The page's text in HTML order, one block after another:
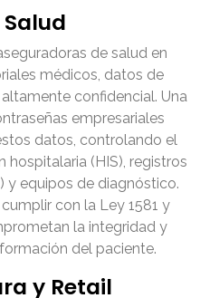
de salud en
médicos, datos de
confidencial. Una
empresariales
datos, controlando el
hospitalaria (HIS), registros
y equipos de diagnóstico.
con la Ley 1581 y
la integridad y
del paciente.
y Retail